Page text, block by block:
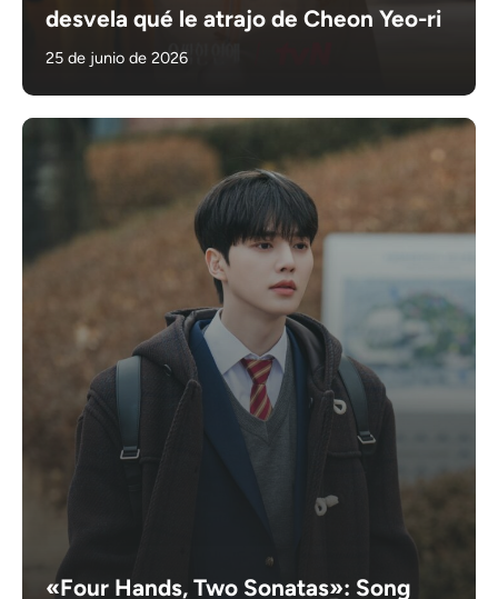
desvela qué le atrajo de Cheon Yeo-ri
25 de junio de 2026
«Four Hands, Two Sonatas»: Song